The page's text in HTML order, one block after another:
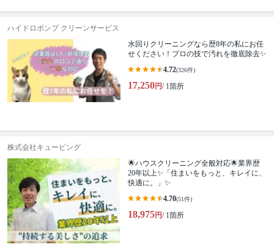
ハイドロポンプ クリーンサービス
水回りクリーニングなら歴8年の私にお任
せください！プロの技で汚れを徹底除去✨
4.72(326件)
17,250円/ 1箇所
株式会社キュービング
🌟ハウスクリーニング全般対応🌟業界歴
20年以上✨「住まいをもっと、キレイに、
快適に。」✨
4.70(51件)
18,975円/ 1箇所